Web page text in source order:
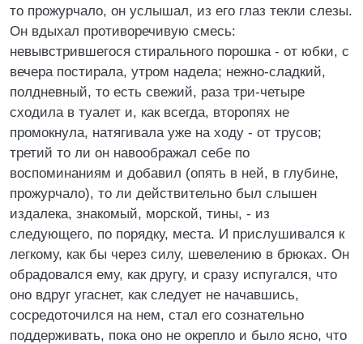
то прожурчало, он услышал, из его глаз текли слезы.
Он вдыхал противоречивую смесь:
невывстрившегося стирального порошка - от юбки, с
вечера постирала, утром надела; нежно-сладкий,
полдневный, то есть свежий, раза три-четыре
сходила в туалет и, как всегда, второпях не
промокнула, натягивала уже на ходу - от трусов;
третий то ли он навоображал себе по
воспоминаниям и добавил (опять в ней, в глубине,
прожурчало), то ли действительно был слышен
издалека, знакомый, морской, тины, - из
следующего, по порядку, места. И прислушивался к
легкому, как бы через силу, шевелению в брюках. Он
обрадовался ему, как другу, и сразу испугался, что
оно вдруг угаснет, как следует не начавшись,
сосредоточился на нем, стал его сознательно
поддерживать, пока оно не окрепло и было ясно, что